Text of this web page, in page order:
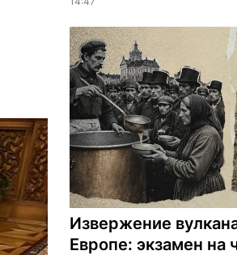
Извержение
Европе: экзамен на